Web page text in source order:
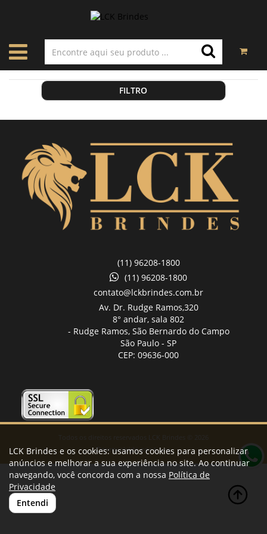
FILTRO
(11) 96208-1800
(11) 96208-1800
contato@lckbrindes.com.br
Av. Dr. Rudge Ramos,320
8° andar, sala 802
- Rudge Ramos, São Bernardo do Campo
São Paulo - SP
CEP: 09636-000
Desenvolvido porA. Jung
LCK Brindes e os cookies: usamos cookies para personalizar
anúncios e melhorar a sua experiência no site. Ao continuar
navegando, você concorda com a nossa Política de
Privacidade
Entendi